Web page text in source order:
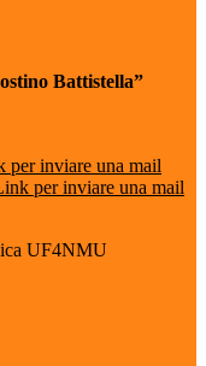
Battistella”
per inviare una mail
per inviare una mail
UF4NMU